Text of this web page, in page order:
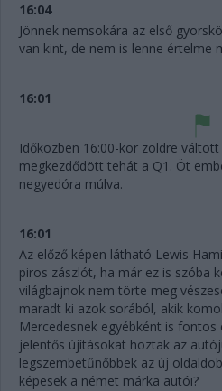
16:04
Jönnek nemsokára az első
van kint, de nem is lenne értelme
16:01
Időközben 16:00-kor zöldre
megkezdődött tehát a Q1. Öt
negyedóra múlva.
16:01
Az előző képen látható Lewis
piros zászlót, ha már ez is szóba
világbajnok nem törte meg
maradt ki azok sorából, akik
Mercedesnek egyébként is fontos
jelentős újításokat hoztak az
legszembetűnőbbek az új
képesek a német márka autói?